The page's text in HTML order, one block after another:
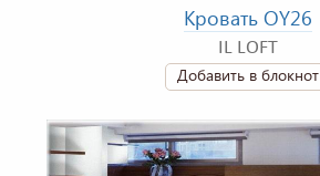
Кровать OY26
IL LOFT
Добавить в блокнот